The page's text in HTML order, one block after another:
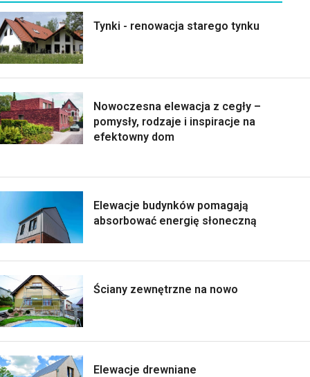
Tynki - renowacja starego tynku
Nowoczesna elewacja z cegły –
pomysły, rodzaje i inspiracje na
efektowny dom
Elewacje budynków pomagają
absorbować energię słoneczną
Ściany zewnętrzne na nowo
Elewacje drewniane